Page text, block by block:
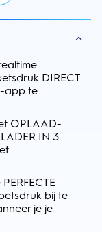
DIRECT
app te
OPLAAD-
IN 3
bij te
je je